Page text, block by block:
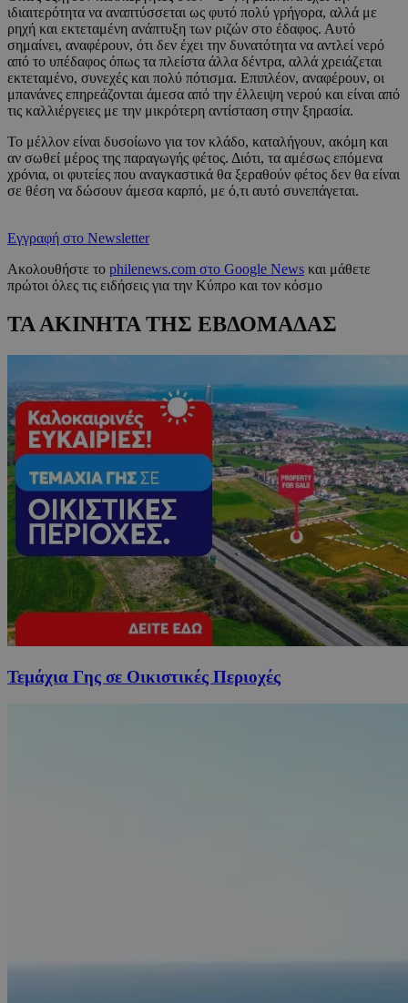
ιδιαιτερότητα να αναπτύσσεται ως φυτό πολύ γρήγορα, αλλά με
ρηχή και εκτεταμένη ανάπτυξη των ριζών στο έδαφος. Αυτό
σημαίνει, αναφέρουν, ότι δεν έχει την δυνατότητα να αντλεί νερό
από το υπέδαφος όπως τα πλείστα άλλα δέντρα, αλλά χρειάζεται
εκτεταμένο, συνεχές και πολύ πότισμα. Επιπλέον, αναφέρουν, οι
μπανάνες επηρεάζονται άμεσα από την έλλειψη νερού και είναι από
τις καλλιέργειες με την μικρότερη αντίσταση στην ξηρασία.
Το μέλλον είναι δυσοίωνο για τον κλάδο, καταλήγουν, ακόμη και
αν σωθεί μέρος της παραγωγής φέτος. Διότι, τα αμέσως επόμενα
χρόνια, οι φυτείες που αναγκαστικά θα ξεραθούν φέτος δεν θα είναι
σε θέση να δώσουν άμεσα καρπό, με ό,τι αυτό συνεπάγεται.
Εγγραφή στο Newsletter
Ακολουθήστε το philenews.com στο Google News και μάθετε
πρώτοι όλες τις ειδήσεις για την Κύπρο και τον κόσμο
ΤΑ ΑΚΙΝΗΤΑ ΤΗΣ ΕΒΔΟΜΑΔΑΣ
Τεμάχια Γης σε Οικιστικές Περιοχές